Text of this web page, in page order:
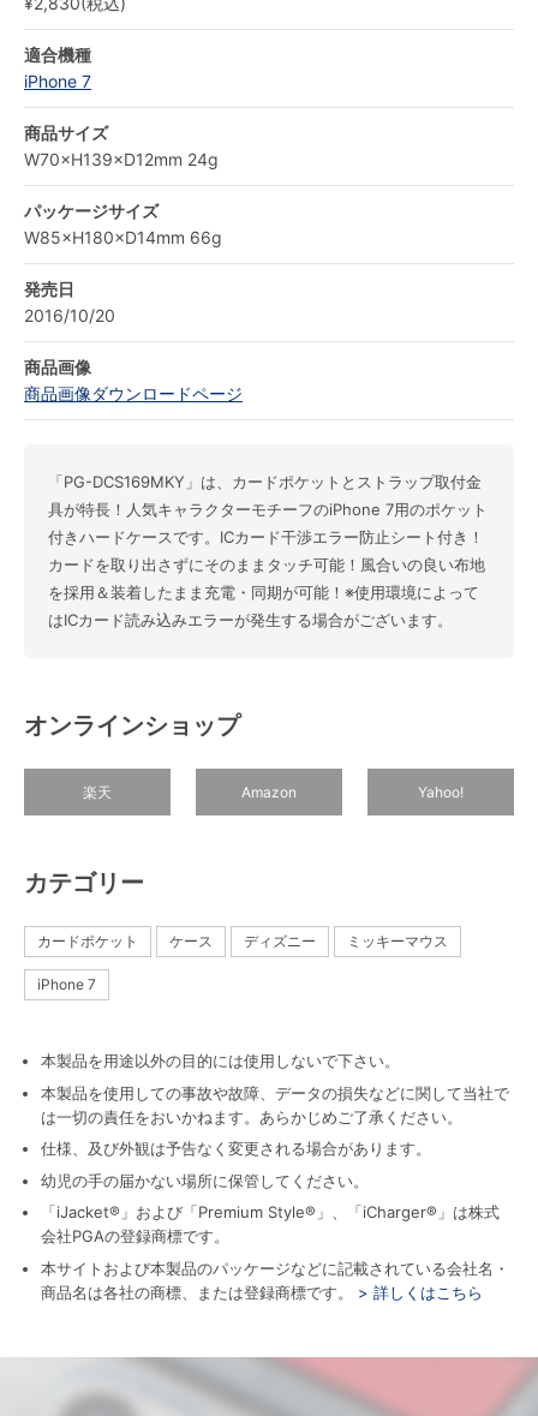
適合機種
iPhone 7
商品サイズ
W70×H139×D12mm 24g
パッケージサイズ
W85×H180×D14mm 66g
発売日
2016/10/20
商品画像
商品画像ダウンロードページ
「PG-DCS169MKY」は、カードポケットとストラップ取付金
具が特長！人気キャラクターモチーフのiPhone 7用のポケット
付きハードケースです。ICカード干渉エラー防止シート付き！
カードを取り出さずにそのままタッチ可能！風合いの良い布地
を採用＆装着したまま充電・同期が可能！※使用環境によって
はICカード読み込みエラーが発生する場合がございます。
オンラインショップ
楽天 Amazon Yahoo!
カテゴリー
カードポケット ケース ディズニー ミッキーマウス
iPhone 7
本製品を用途以外の目的には使用しないで下さい。
本製品を使用しての事故や故障、データの損失などに関して当社で
は一切の責任をおいかねます。あらかじめご了承ください。
仕様、及び外観は予告なく変更される場合があります。
幼児の手の届かない場所に保管してください。
「iJacket®」および「Premium Style®」、「iCharger®」は株式
会社PGAの登録商標です。
本サイトおよび本製品のパッケージなどに記載されている会社名・
商品名は各社の商標、または登録商標です。
> 詳しくはこちら